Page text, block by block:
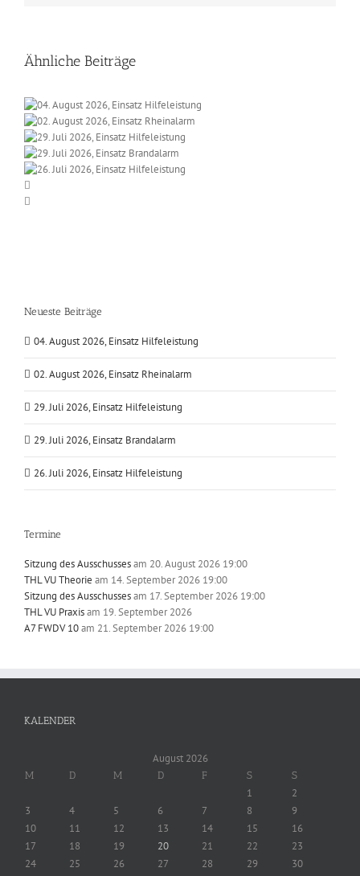
Ähnliche Beiträge
Neueste Beiträge
04. August 2026, Einsatz Hilfeleistung
02. August 2026, Einsatz Rheinalarm
29. Juli 2026, Einsatz Hilfeleistung
29. Juli 2026, Einsatz Brandalarm
26. Juli 2026, Einsatz Hilfeleistung
Termine
Sitzung des Ausschussesam 20. August 2026 19:00
THL VU Theorie am 14. September 2026 19:00
Sitzung des Ausschussesam 17. September 2026 19:00
THL VU Praxisam 19. September 2026
A7 FWDV 10am 21. September 2026 19:00
KALENDER
August 2026
M D M D F S S
1
2
3
4 5 6 7 8
9
10
11 12 13 14 15
16
17
18 19 20 21 22
23
24
25 26 27 28 29
30